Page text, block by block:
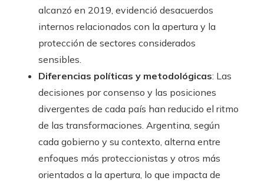
alcanzó en 2019, evidenció desacuerdos
internos relacionados con la apertura y la
protección de sectores considerados
sensibles.
Diferencias políticas y metodológicas: Las
decisiones por consenso y las posiciones
divergentes de cada país han reducido el ritmo
de las transformaciones. Argentina, según
cada gobierno y su contexto, alterna entre
enfoques más proteccionistas y otros más
orientados a la apertura, lo que impacta de